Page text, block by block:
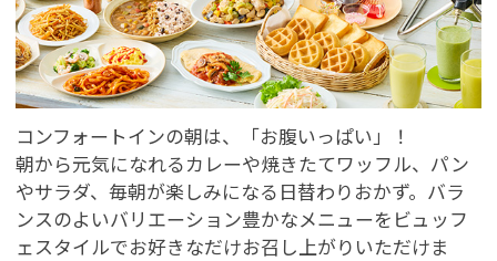
会員登録 ログイン
予約確認・変更・キャンセル
特別優待会員様 交通＋宿泊プラン
コンフォートインの朝は、「お腹いっぱい」！
朝から元気になれるカレーや焼きたてワッフル、パン
やサラダ、毎朝が楽しみになる日替わりおかず。バラ
ンスのよいバリエーション豊かなメニューをビュッフ
ェスタイルでお好きなだけお召し上がりいただけま